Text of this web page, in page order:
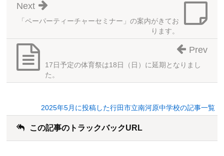
「ペーパーティーチャーセミナー」の案内がきてお
ります。
Next
17日予定の体育祭は18日（日）に延期となりまし
た。
Prev
2025年5月に投稿した行田市立南河原中学校の記事一覧
この記事のトラックバックURL